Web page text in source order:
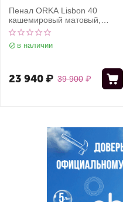
Пенал ORKA Lisbon 40
кашемировый матовый,
универсальный
в наличии
39 900 ₽
23 940₽